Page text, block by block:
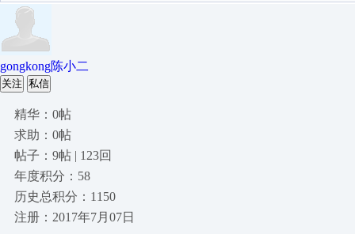
gongkong陈小二
关注 私信
精华：0帖
求助：0帖
帖子：9帖 | 123回
年度积分：58
历史总积分：1150
注册：2017年7月07日